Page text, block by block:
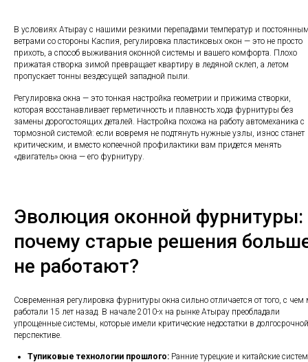
В условиях Атырау с нашими резкими перепадами температур и
ветрами со стороны Каспия, регулировка пластиковых окон — это не просто
прихоть, а способ выживания оконной системы и вашего комфорта. Плохо
прижатая створка зимой превращает квартиру в ледяной склеп, а летом
пропускает тонны вездесущей западной пыли.
Регулировка окна — это тонкая настройка геометрии и прижима створки,
которая восстанавливает герметичность и плавность хода фурнитуры без
замены дорогостоящих деталей. Настройка похожа на работу автомеханика с
тормозной системой: если вовремя не подтянуть нужные узлы, износ станет
критическим, и вместо копеечной профилактики вам придется менять
«двигатель» окна — его фурнитуру.
Эволюция оконной фурнитуры:
почему старые решения
не работают?
Современная регулировка фурнитуры окна сильно отличается от того, с
работали 15 лет назад. В начале 2010-х на рынке Атырау преобладали
упрощенные системы, которые имели критические недостатки в долгосрочной
перспективе.
Тупиковые технологии прошлого: Ранние турецкие и китайские